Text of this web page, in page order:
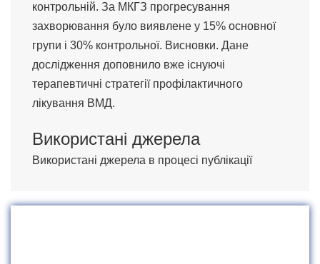
контрольній. За МКГЗ прогресування
захворювання було виявлене у 15% основної
групи і 30% контрольної. Висновки. Дане
дослідження доповнило вже існуючі
терапевтичні стратегії профілактичного
лікування ВМД.
Використані джерела
Використані джерела в процесі публікації